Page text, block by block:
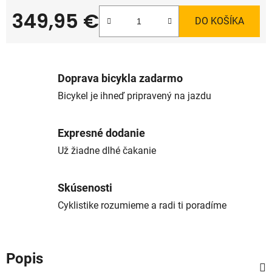
349,95 € DO KOŠÍKA
Doprava bicykla zadarmo
Bicykel je ihneď pripravený na jazdu
Expresné dodanie
Už žiadne dlhé čakanie
Skúsenosti
Cyklistike rozumieme a radi ti poradíme
Popis